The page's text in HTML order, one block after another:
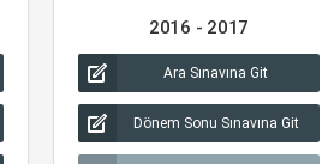
2016 - 2017
Ara Sınavına Git
Dönem Sonu Sınavına Git